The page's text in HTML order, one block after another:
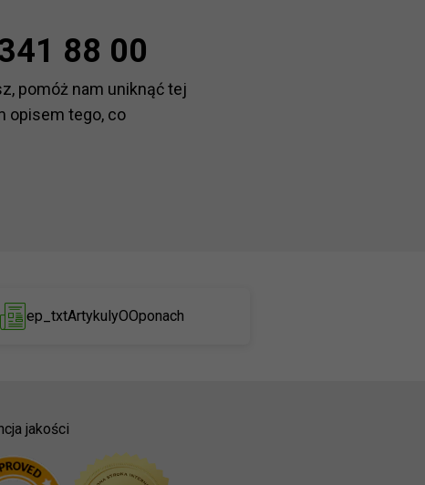
88 00
pomóż nam uniknąć tej
opisem tego, co
ep_txtArtykulyOOponach
jakości